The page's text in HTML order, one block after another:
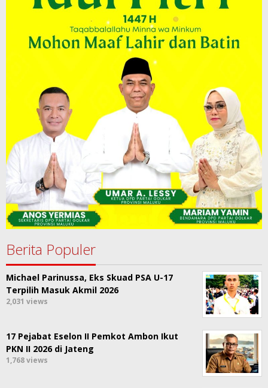
Berita Populer
Michael Parinussa, Eks Skuad PSA U-17
Terpilih Masuk Akmil 2026
2,031 views
17 Pejabat Eselon II Pemkot Ambon Ikut
PKN II 2026 di Jateng
1,768 views